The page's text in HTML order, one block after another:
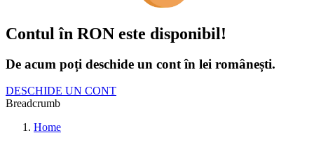
Contul în RON este disponibil!
De acum poți deschide un cont în lei românești.
DESCHIDE UN CONT
Breadcrumb
Home